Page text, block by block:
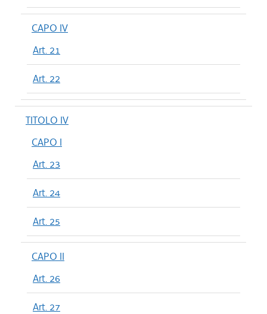
CAPO IV
Art. 21
Art. 22
TITOLO IV
CAPO I
Art. 23
Art. 24
Art. 25
CAPO II
Art. 26
Art. 27